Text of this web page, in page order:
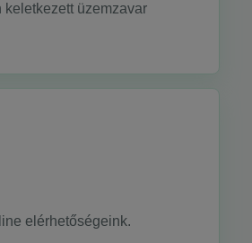
keletkezett üzemzavar
elérhetőségeink.